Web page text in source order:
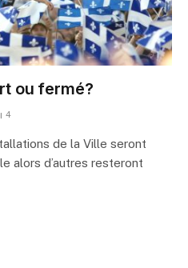
ou fermé?
4
de la Ville seront
alors d’autres resteront